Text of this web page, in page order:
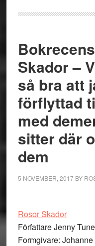
Skador –
så bra att
förflyttad
med
sitter där
dem
5 NOVEMBER, 2017BY
Rosor Skador
Författare Jenny
Formgivare: